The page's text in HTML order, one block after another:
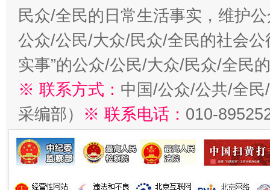
民众/全民的日常生活事实，维护
公众/公民/大众/民众/全民的社会公
实事”的公众/公民/大众/民众/全民
※ 联系方式： 中国/公众/公共/全
采编部） ※ 联系电话： 010-